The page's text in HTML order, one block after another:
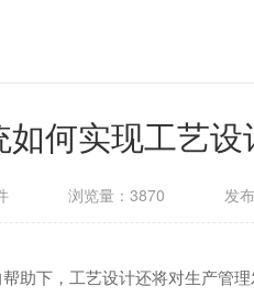
何实现工艺设
浏览量： 3870 发
助下，工艺设计还将对生产管